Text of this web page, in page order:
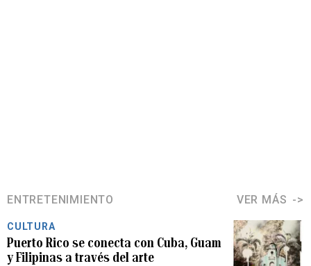
ENTRETENIMIENTO VER MÁS
CULTURA
Puerto Rico se conecta con Cuba, Guam
y Filipinas a través del arte